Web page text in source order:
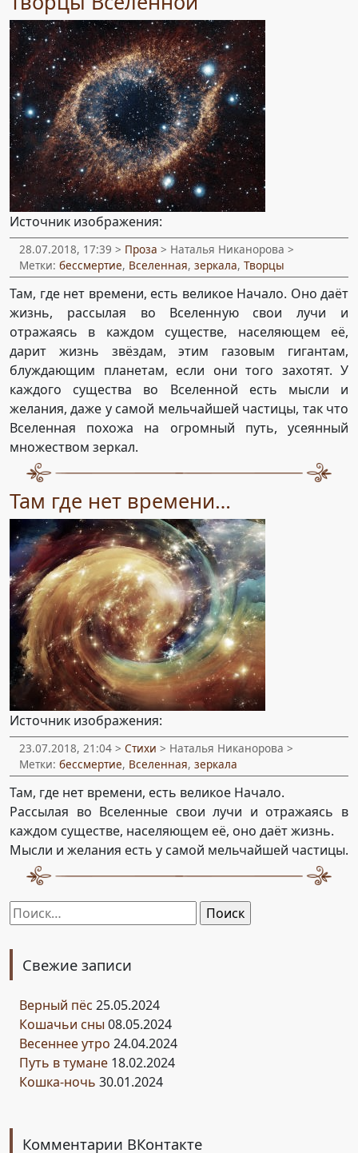
Источник изображения:
28.07.2018, 17:39 > Проза > Наталья Никанорова >
Метки: бессмертие, Вселенная, зеркала, Творцы
Там, где нет времени, есть великое Начало. Оно даёт
жизнь, рассылая во Вселенную свои лучи и
отражаясь в каждом существе, населяющем её,
дарит жизнь звёздам, этим газовым гигантам,
блуждающим планетам, если они того захотят. У
каждого существа во Вселенной есть мысли и
желания, даже у самой мельчайшей частицы, так что
Вселенная похожа на огромный путь, усеянный
множеством зеркал.
Там где нет времени…
Источник изображения:
23.07.2018, 21:04 > Стихи > Наталья Никанорова >
Метки: бессмертие, Вселенная, зеркала
Там, где нет времени, есть великое Начало.
Рассылая во Вселенные свои лучи и отражаясь в
каждом существе, населяющем её, оно даёт жизнь.
Мысли и желания есть у самой мельчайшей частицы.
Найти:
Свежие записи
Верный пёс 25.05.2024
Кошачьи сны 08.05.2024
Весеннее утро 24.04.2024
Путь в тумане 18.02.2024
Кошка-ночь 30.01.2024
Комментарии ВКонтакте